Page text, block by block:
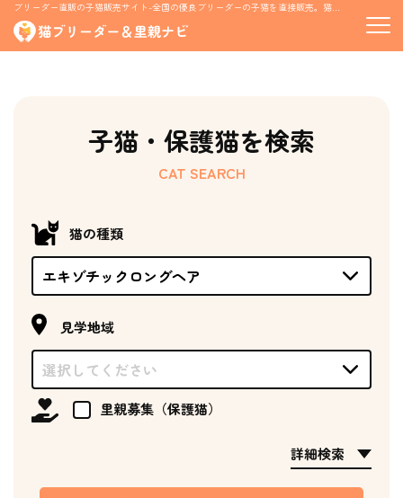
ブリーダー直販の子猫販売サイト-全国の優良ブリーダーの子猫を直接販売。猫の里親募集情報も掲載
子猫・保護猫を検索
CAT SEARCH
猫の種類
見学地域
里親募集（保護猫）
詳細検索